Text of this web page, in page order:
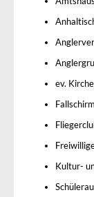
ev.
Kultur-